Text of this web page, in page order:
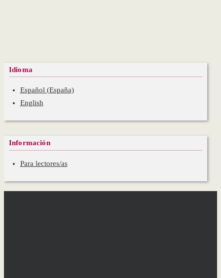
Idioma
Español (España)
English
Información
Para lectores/as